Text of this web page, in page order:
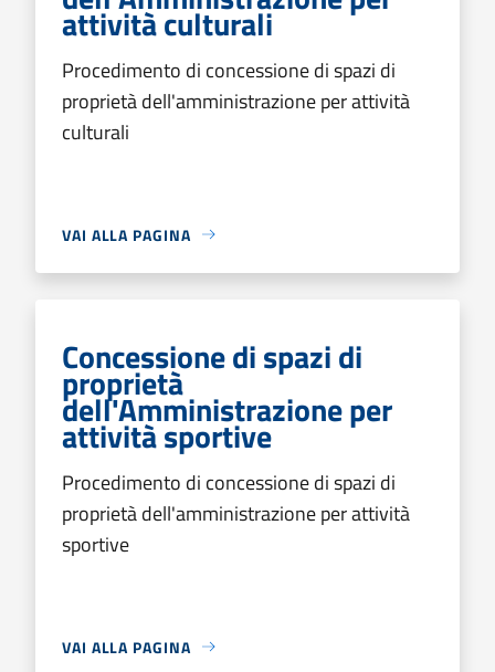
attività culturali
Procedimento di concessione di spazi di
proprietà dell'amministrazione per attività
culturali
VAI ALLA PAGINA
Concessione di spazi di
proprietà
dell'Amministrazione per
attività sportive
Procedimento di concessione di spazi di
proprietà dell'amministrazione per attività
sportive
VAI ALLA PAGINA